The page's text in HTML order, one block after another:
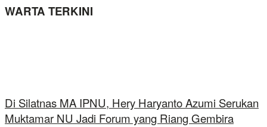
WARTA TERKINI
Di Silatnas MA IPNU, Hery Haryanto Azumi Serukan
Muktamar NU Jadi Forum yang Riang Gembira